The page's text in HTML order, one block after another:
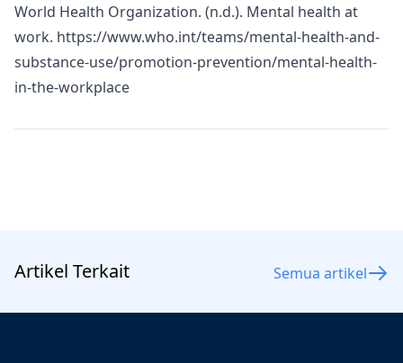
World Health Organization. (n.d.). Mental health at
work. https://www.who.int/teams/mental-health-and-
substance-use/promotion-prevention/mental-health-
in-the-workplace
Artikel Terkait Semua artikel